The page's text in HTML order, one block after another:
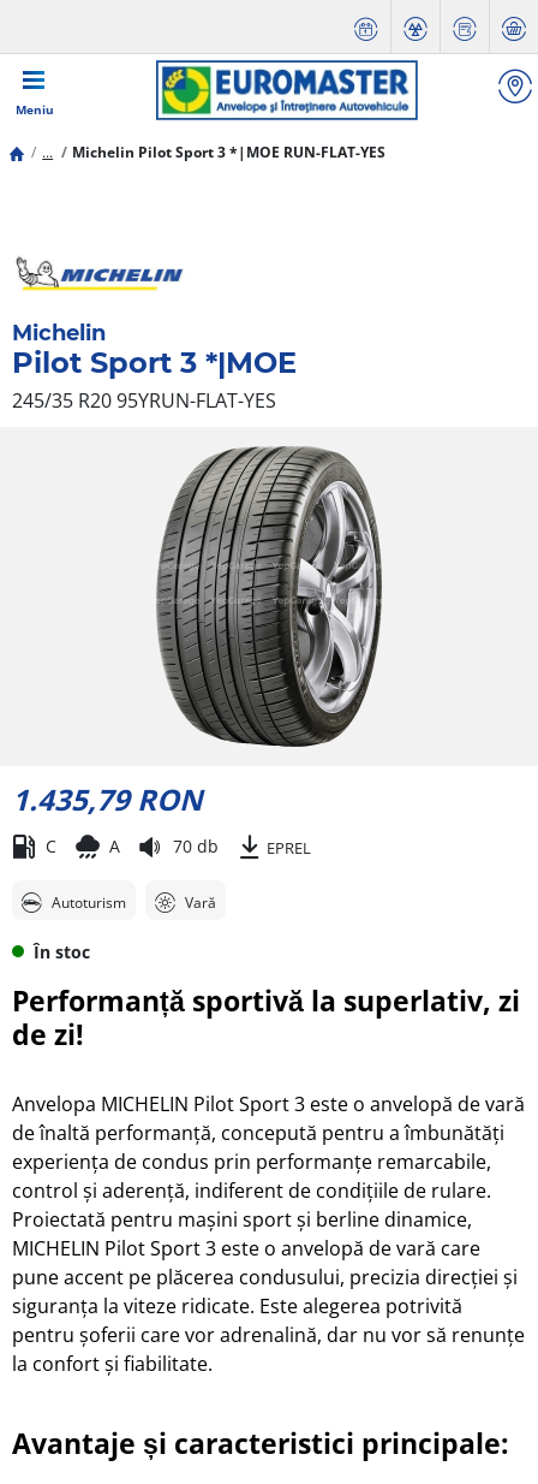
Meniu
... Michelin Pilot Sport 3 *|MOE RUN-FLAT-YES
Michelin
Pilot Sport 3 *|MOE
245/35 R20 95YRUN-FLAT-YES
1.435,79 RON
C A 70 db EPREL
Autoturism Vară
În stoc
Performanță sportivă la superlativ, zi
de zi!
​Anvelopa MICHELIN Pilot Sport 3 este o anvelopă de vară
de înaltă performanță, concepută pentru a îmbunătăți
experiența de condus prin performanțe remarcabile,
control și aderență, indiferent de condițiile de rulare.
Proiectată pentru mașini sport și berline dinamice,
MICHELIN Pilot Sport 3 este o anvelopă de vară care
pune accent pe plăcerea condusului, precizia direcției și
siguranța la viteze ridicate. Este alegerea potrivită
pentru șoferii care vor adrenalină, dar nu vor să renunțe
la confort și fiabilitate.
Avantaje și caracteristici principale: